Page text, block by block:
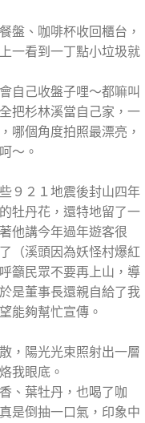
盤、咖啡杯收回櫃台，
一看到一丁點小垃圾就
自己收盤子哩～都嘛叫
把杉林溪當自己家，一
哪個角度拍照最漂亮，
～。
９２１地震後封山四年
牡丹花，還特地留了一
他講今年過年遊客很
（溪頭因為妖怪村爆紅
籲民眾不要再上山，導
是董事長還親自給了我
能夠幫忙宣傳。
，陽光光束照射出一層
我眼底。
、葉牡丹，也喝了咖
是倒抽一口氣，印象中